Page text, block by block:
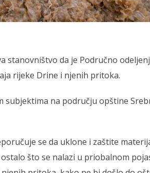
stanovništvo da je Područno
rijeke Drine i njenih pritoka.
subjektima na području opštine
se da uklone i zaštite
što se nalazi u priobalnom